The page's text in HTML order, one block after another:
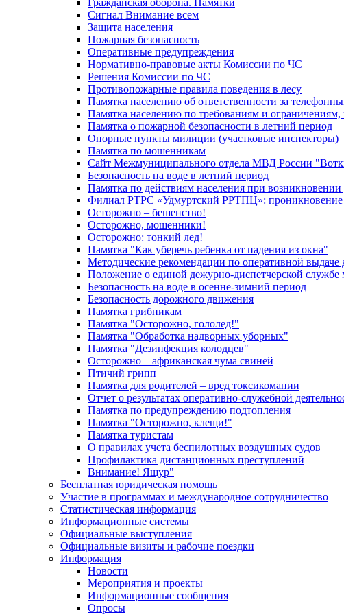
Гражданская оборона. Памятки
Сигнал Внимание всем
Защита населения
Пожарная безопасность
Оперативные предупреждения
Нормативно-правовые акты Комиссии по ЧС
Решения Комиссии по ЧС
Противопожарные правила поведения в лесу
Памятка населению об ответственности за
Памятка населению по требованиям и
Памятка о пожарной безопасности в летний период
Опорные пункты милиции (участковые инспекторы)
Памятка по мошенникам
Сайт Межмуниципального отдела МВД России
Безопасность на воде в летний период
Памятка по действиям населения при возникновении
Филиал РТРС «Удмуртский РРТПЦ»: проникновение
Осторожно – бешенство!
Осторожно, мошенники!
Осторожно: тонкий лед!
Памятка "Как уберечь ребенка от падения из окна"
Методические рекомендации по оперативной выдаче
Положение о единой дежурно-диспетчерской службе
Безопасность на воде в осенне-зимний период
Безопасность дорожного движения
Памятка грибникам
Памятка "Осторожно, гололед!"
Памятка "Обработка надворных уборных"
Памятка "Дезинфекция колодцев"
Осторожно – африканская чума свиней
Птичий грипп
Памятка для родителей – вред токсикомании
Отчет о результатах оперативно-служебной
Памятка по предупреждению подтопления
Памятка "Осторожно, клещи!"
Памятка туристам
О правилах учета беспилотных воздушных судов
Профилактика дистанционных преступлений
Внимание! Ящур"
Бесплатная юридическая помощь
Участие в программах и международное сотрудничество
Статистическая информация
Информационные системы
Официальные выступления
Официальные визиты и рабочие поездки
Информация
Новости
Мероприятия и проекты
Информационные сообщения
Опросы